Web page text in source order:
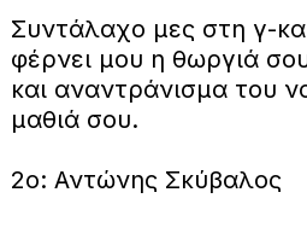
Συντάλαχο μες στη γ-
φέρνει μου η θωργιά
και αναντράνισμα του
μαθιά σου.
2ο: Αντώνης Σκύβαλος